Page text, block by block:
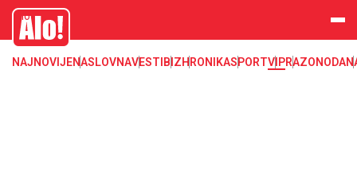
Estrada, poznati, VIP
Alo
NAJNOVIJENASLOVNAVESTI BIZHRONIKASPORTVIPRAZONODA